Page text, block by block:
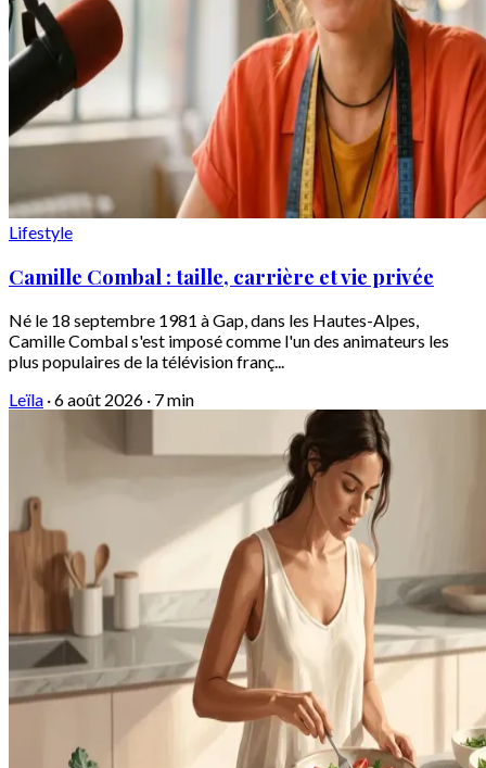
Lifestyle
Camille Combal : taille, carrière et vie privée
Né le 18 septembre 1981 à Gap, dans les Hautes-Alpes,
Camille Combal s'est imposé comme l'un des animateurs les
plus populaires de la télévision franç...
Leïla ·6 août 2026 · 7 min